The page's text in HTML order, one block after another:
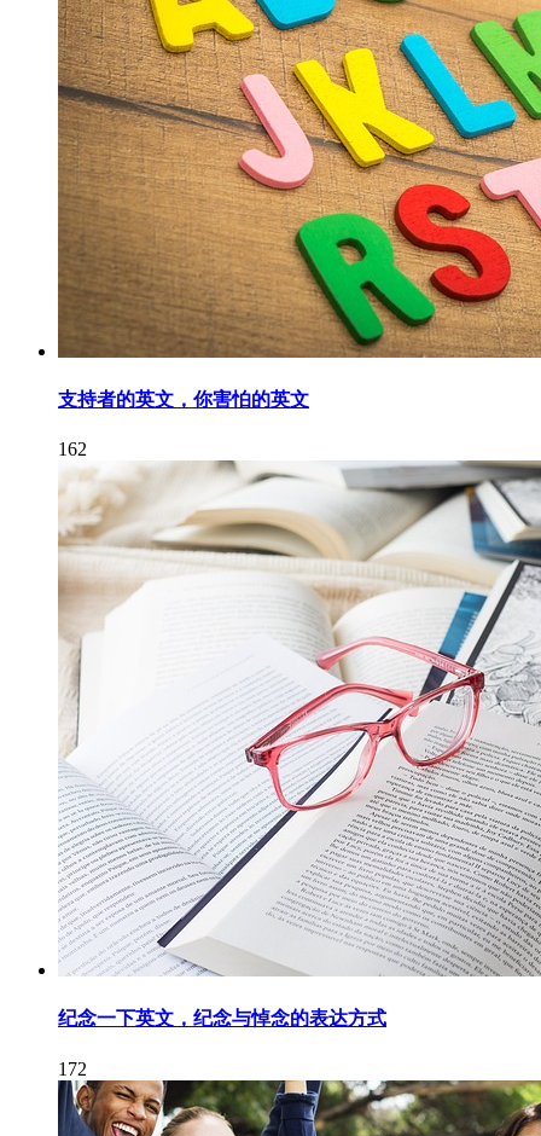
支持者的英文，你害怕的英文
162
纪念一下英文，纪念与悼念的表达方式
172